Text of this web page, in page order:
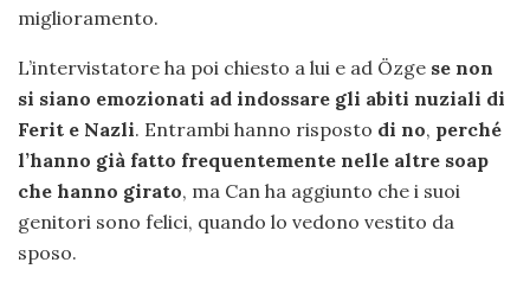
miglioramento.
L’intervistatore ha poi chiesto a lui e ad Özge se non
si siano emozionati ad indossare gli abiti nuziali di
Ferit e Nazli. Entrambi hanno risposto di no, perché
l’hanno già fatto frequentemente nelle altre soap
che hanno girato, ma Can ha aggiunto che i suoi
genitori sono felici, quando lo vedono vestito da
sposo.